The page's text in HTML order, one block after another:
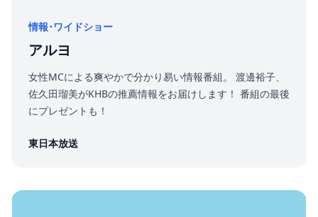
情報･ワイドショー
アルヨ
女性MCによる爽やかで分かり易い情報番組。 渡邊裕子、
佐久田瑠美がKHBの推薦情報をお届けします！ 番組の最後
にプレゼントも！
東日本放送